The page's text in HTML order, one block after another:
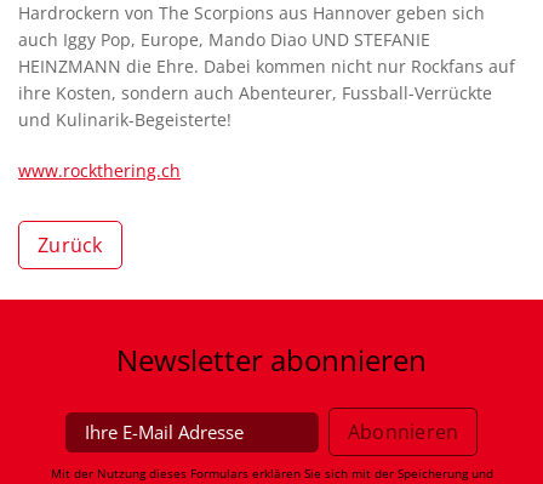
Hardrockern von The Scorpions aus Hannover geben sich
auch Iggy Pop, Europe, Mando Diao UND STEFANIE
HEINZMANN die Ehre. Dabei kommen nicht nur Rockfans auf
ihre Kosten, sondern auch Abenteurer, Fussball-Verrückte
und Kulinarik-Begeisterte!
www.rockthering.ch
Zurück
Newsletter abonnieren
Mit der Nutzung dieses Formulars erklären Sie sich mit der Speicherung und